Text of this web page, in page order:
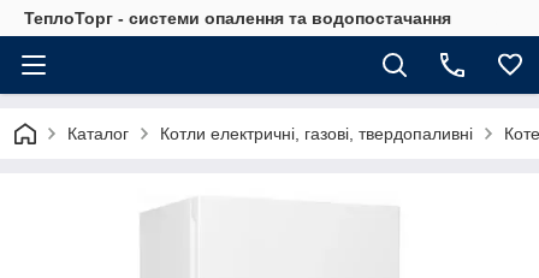
ТеплоТорг - системи опалення та водопостачання
Каталог Котли електричні, газові, твердопаливні